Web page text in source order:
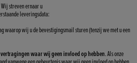
Wij streven ernaar u
leveringsdata:
waarop wij u de bevestigingsmail sturen (tenzij we met u een
waar wij geen invloed op hebben. Als onze